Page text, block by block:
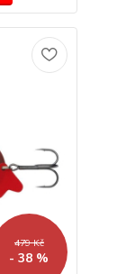
479 Kč
- 38 %